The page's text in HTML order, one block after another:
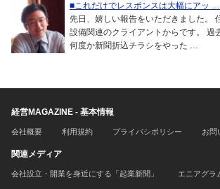
■これだけでレスポンスは大幅にアッ …
先日、嬉しい報告をいただきました。
設備関連のクライアントからです。 過
何度か新聞折込チラシをやった …
経営MAGAZINE - 基本情報
会社概要 利用規約 プライバシポリシー お問
関連メディア
会社設立・開業を身近にする「起業新聞」 エニアグラ